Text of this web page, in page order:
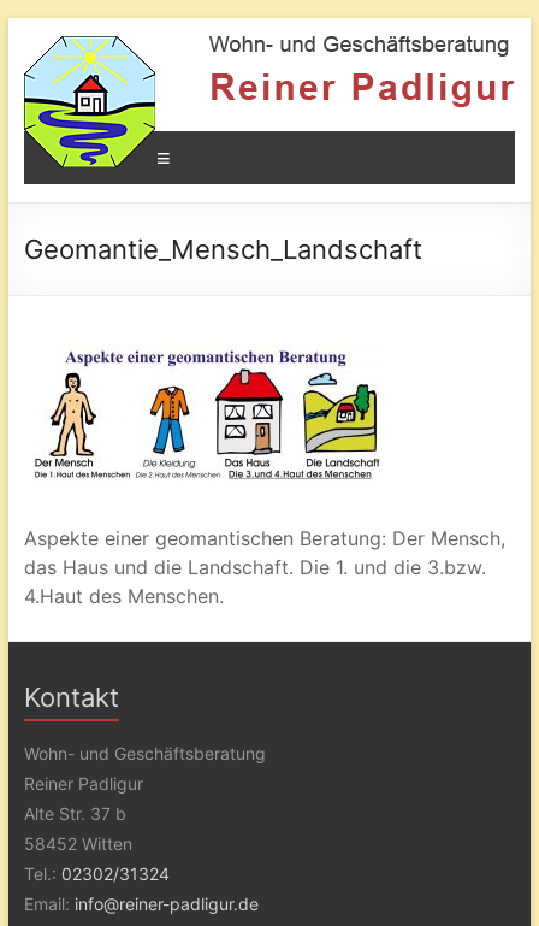
Geomantie
Kraftorte
und
die
Wirkung
den
Geomantie_Mensch_Landschaft
Aspekte einer geomantischen Beratung: Der Mensch,
das Haus und die Landschaft. Die 1. und die 3.bzw.
4.Haut des Menschen.
Kontakt
Wohn- und Geschäftsberatung
Reiner Padligur
Alte Str. 37 b
58452 Witten
Tel.: 02302/31324
Email: info@reiner-padligur.de